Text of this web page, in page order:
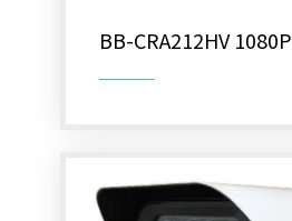
BB-CRA212HV
罩型變焦